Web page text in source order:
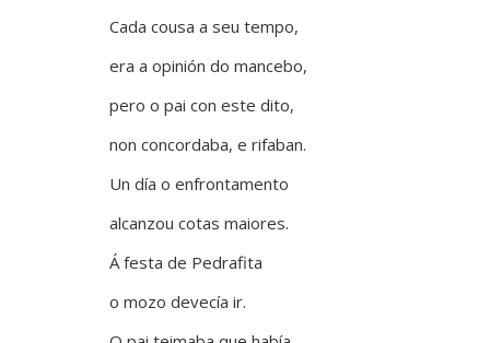
Cada cousa a seu tempo,
era a opinión do mancebo,
pero o pai con este dito,
non concordaba, e rifaban.
Un día o enfrontamento
alcanzou cotas maiores.
Á festa de Pedrafita
o mozo devecía ir.